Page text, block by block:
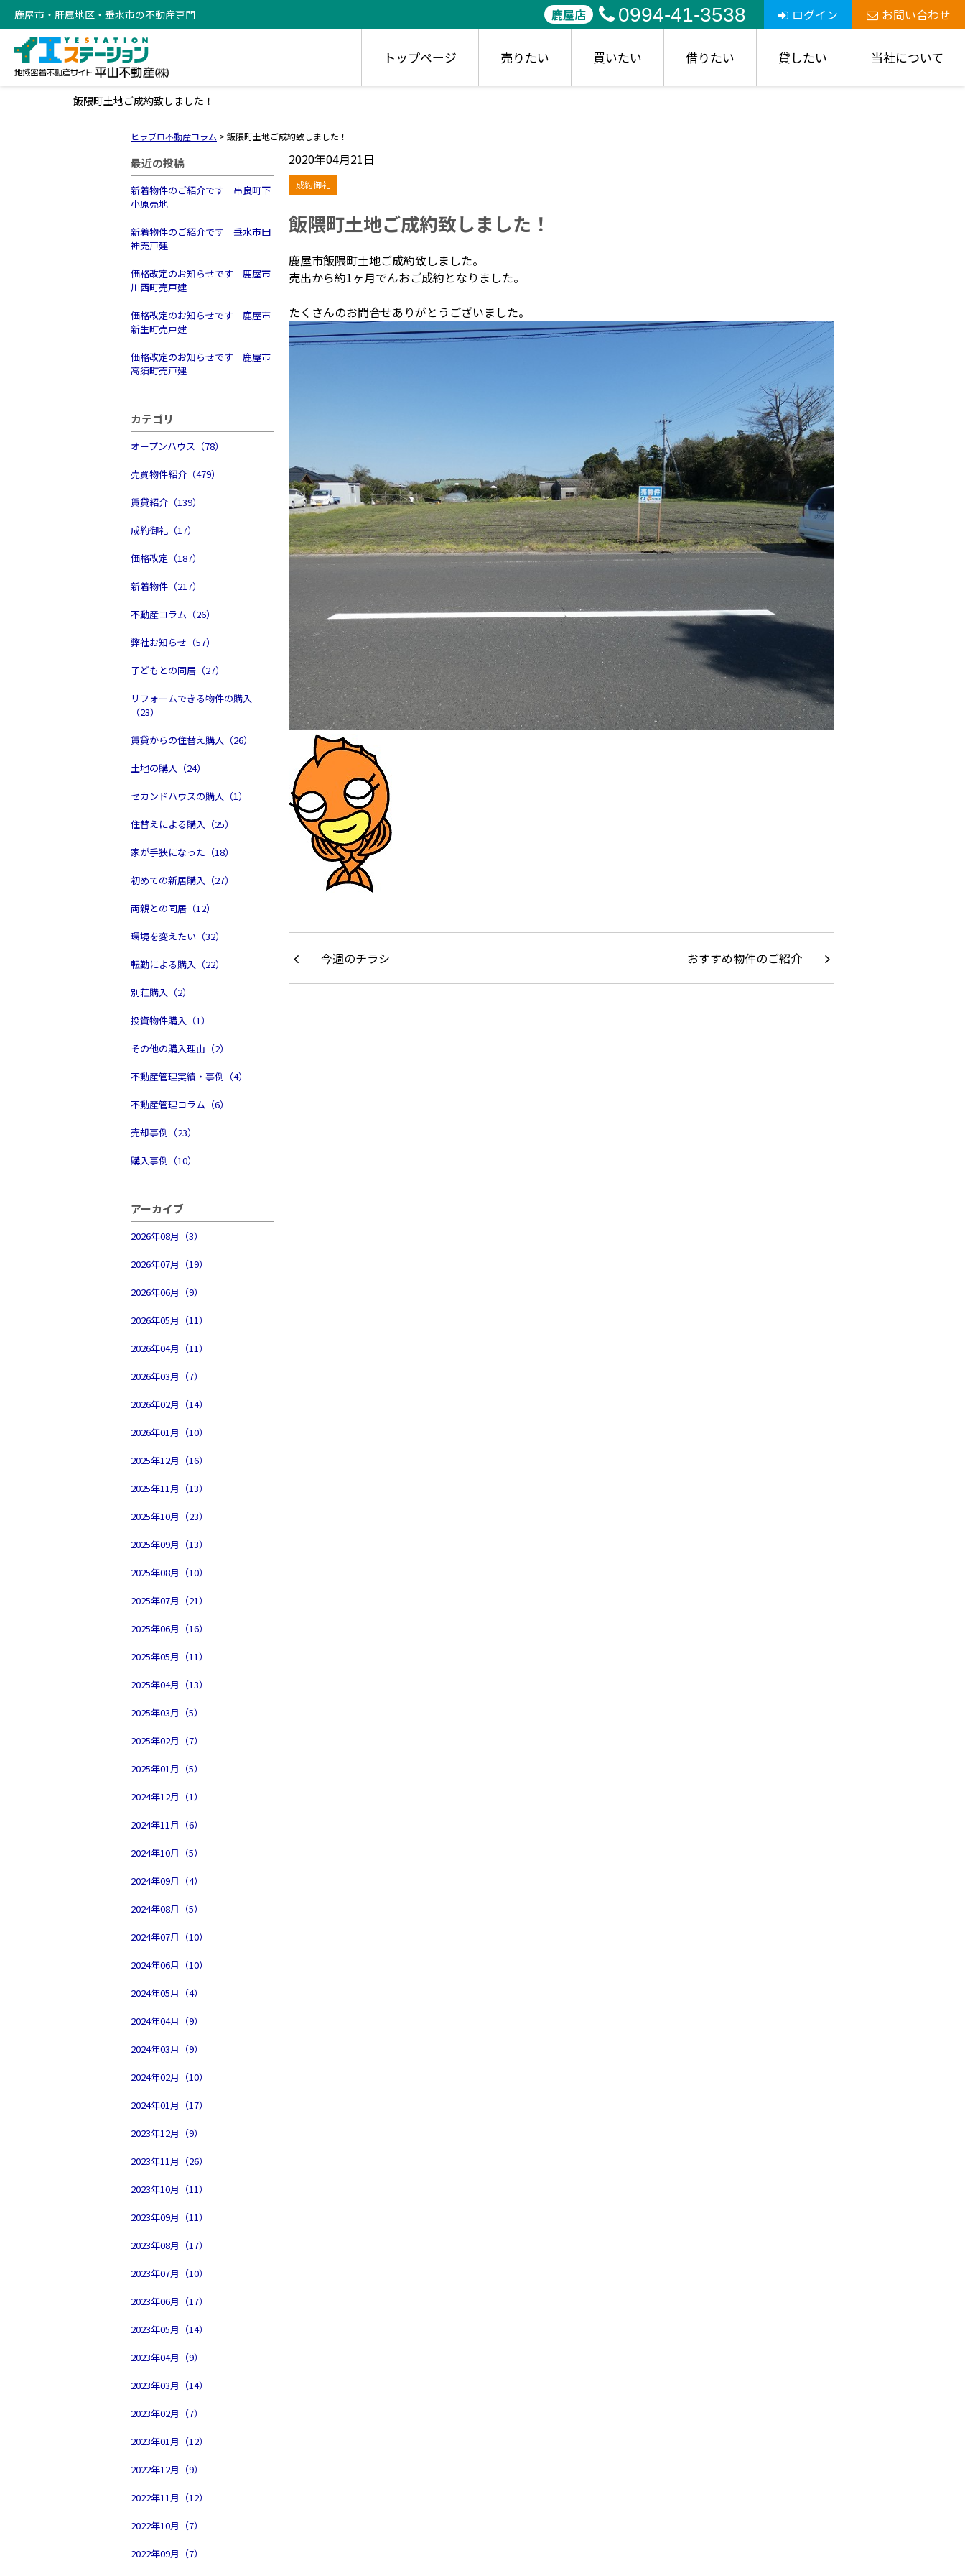
鹿屋市・肝属地区・垂水市の不動産専門 鹿屋店 0994-41-3538 ログイン お問い合わせ
トップページ 売りたい 買いたい 借りたい 貸したい 当社について
飯隈町土地ご成約致しました！
ヒラブロ不動産コラム > 飯隈町土地ご成約致しました！
最近の投稿
新着物件のご紹介です 串良町下
小原売地
新着物件のご紹介です 垂水市田
神売戸建
価格改定のお知らせです 鹿屋市
川西町売戸建
価格改定のお知らせです 鹿屋市
新生町売戸建
価格改定のお知らせです 鹿屋市
高須町売戸建
カテゴリ
オープンハウス（78）
売買物件紹介（479）
賃貸紹介（139）
成約御礼（17）
価格改定（187）
新着物件（217）
不動産コラム（26）
弊社お知らせ（57）
子どもとの同居（27）
リフォームできる物件の購入
（23）
賃貸からの住替え購入（26）
土地の購入（24）
セカンドハウスの購入（1）
住替えによる購入（25）
家が手狭になった（18）
初めての新居購入（27）
両親との同居（12）
環境を変えたい（32）
転勤による購入（22）
別荘購入（2）
投資物件購入（1）
その他の購入理由（2）
不動産管理実績・事例（4）
不動産管理コラム（6）
売却事例（23）
購入事例（10）
アーカイブ
2026年08月（3）
2026年07月（19）
2026年06月（9）
2026年05月（11）
2026年04月（11）
2026年03月（7）
2026年02月（14）
2026年01月（10）
2025年12月（16）
2025年11月（13）
2025年10月（23）
2025年09月（13）
2025年08月（10）
2025年07月（21）
2025年06月（16）
2025年05月（11）
2025年04月（13）
2025年03月（5）
2025年02月（7）
2025年01月（5）
2024年12月（1）
2024年11月（6）
2024年10月（5）
2024年09月（4）
2024年08月（5）
2024年07月（10）
2024年06月（10）
2024年05月（4）
2024年04月（9）
2024年03月（9）
2024年02月（10）
2024年01月（17）
2023年12月（9）
2023年11月（26）
2023年10月（11）
2023年09月（11）
2023年08月（17）
2023年07月（10）
2023年06月（17）
2023年05月（14）
2023年04月（9）
2023年03月（14）
2023年02月（7）
2023年01月（12）
2022年12月（9）
2022年11月（12）
2022年10月（7）
2022年09月（7）
2020年04月21日
成約御礼
飯隈町土地ご成約致しました！
鹿屋市飯隈町土地ご成約致しました。
売出から約1ヶ月でんおご成約となりました。
たくさんのお問合せありがとうございました。
今週のチラシ おすすめ物件のご紹介